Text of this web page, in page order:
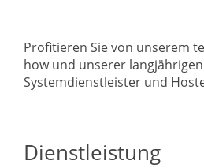
Profitieren Sie von unserem
how und unserer
Systemdienstleister und
Dienstleistung